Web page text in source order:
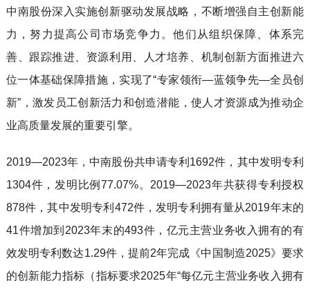
中南股份深入实施创新驱动发展战略，不断增强自主创新能
力，努力提高公司市场竞争力。他们从组织保障、体系完
善、跟踪推进、资源利用、人才培养、机制创新方面推进六
位一体基础保障措施，实现了“专家领衔—蓝领争先—全员创
新”，激发员工创新活力和创造潜能，使人才资源成为推动企
业高质量发展的重要引擎。
2019—2023年，中南股份共申请专利1692件，其中发明专利
1304件，发明比例77.07%。2019—2023年共获得专利授权
878件，其中发明专利472件，发明专利拥有量从2019年末的
41件增加到2023年末的493件，亿元主营业务收入拥有的有
效发明专利数达1.29件，提前2年完成《中国制造2025》要求
的创新能力指标（指标要求2025年“每亿元主营业务收入拥有